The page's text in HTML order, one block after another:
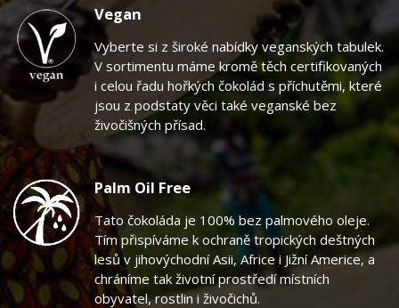
Vegan
Vyberte si z široké nabídky veganských tabulek.
V sortimentu máme kromě těch certifikovaných
i celou řadu hořkých čokolád s příchutěmi, které
jsou z podstaty věci také veganské bez
živočišných přísad.
Palm Oil Free
Tato čokoláda je 100% bez palmového oleje.
Tím přispíváme k ochraně tropických deštných
lesů v jihovýchodní Asii, Africe i Jižní Americe, a
chráníme tak životní prostředí místních
obyvatel, rostlin i živočichů.